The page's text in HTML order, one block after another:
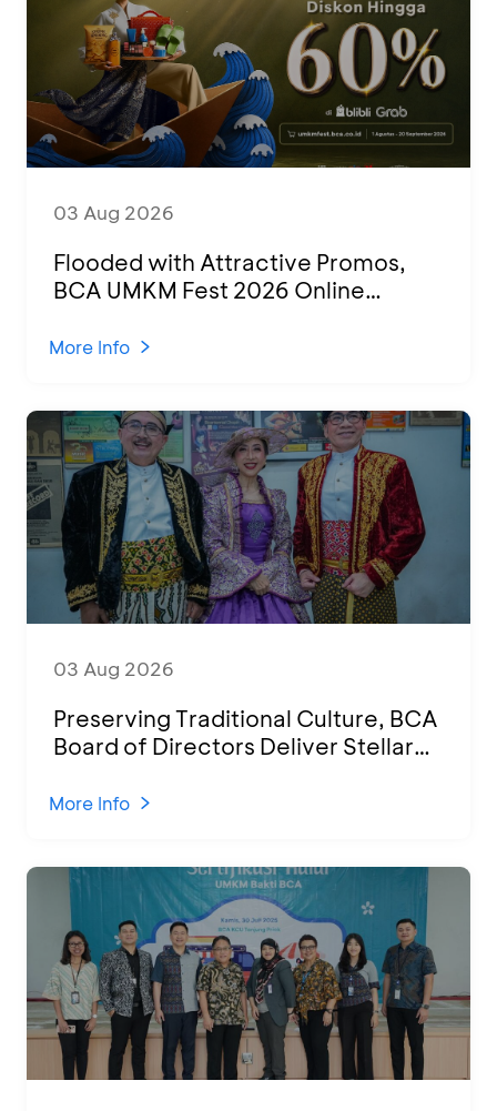
03 Aug 2026
Flooded with Attractive Promos,
BCA UMKM Fest 2026 Online
Various Regions
More Info
03 Aug 2026
Preserving Traditional Culture, BCA
Board of Directors Deliver Stellar
2026
More Info